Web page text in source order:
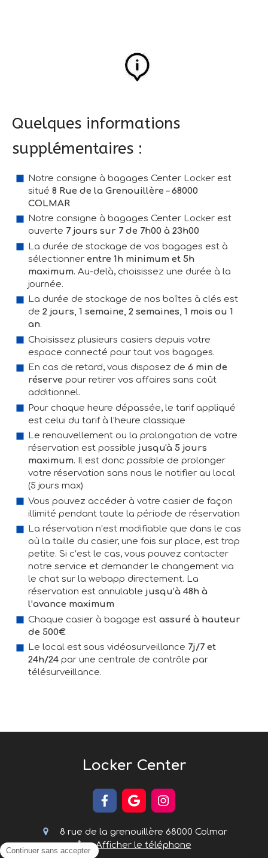
Quelques informations
supplémentaires :
Notre consigne à bagages Center Locker est
situé 8 Rue de la Grenouillère – 68000
COLMAR
Notre consigne à bagages Center Locker est
ouverte 7 jours sur 7 de 7h00 à 23h00
La durée de stockage de vos bagages est à
sélectionner entre 1h minimum et 5h
maximum. Au-delà, choisissez une durée à la
journée.
La durée de stockage de nos boîtes à clés est
de 2 jours, 1 semaine, 2 semaines, 1 mois ou 1
an.
Choisissez plusieurs casiers depuis votre
espace connecté pour tout vos bagages.
En cas de retard, vous disposez de 6 min de
réserve pour retirer vos affaires sans coût
additionnel.
Pour chaque heure dépassée, le tarif appliqué
est celui du tarif à l’heure classique
Le renouvellement ou la prolongation de votre
réservation est possible jusqu'à 5 jours
maximum. Il est donc possible de prolonger
votre réservation sans nous le notifier au local
(5 jours max)
Vous pouvez accéder à votre casier de façon
illimité pendant toute la période de réservation
La réservation n’est modifiable que dans le cas
où la taille du casier, une fois sur place, est trop
petite. Si c’est le cas, vous pouvez contacter
notre service et demander le changement via
le chat sur la webapp directement. La
réservation est annulable jusqu’à 48h à
l’avance maximum
Chaque casier à bagage est assuré à hauteur
de 500€
Le local est sous vidéosurveillance 7j/7 et
24h/24 par une centrale de contrôle par
télésurveillance.
Locker Center
8 rue de la grenouillère 68000 Colmar
Afficher le téléphone